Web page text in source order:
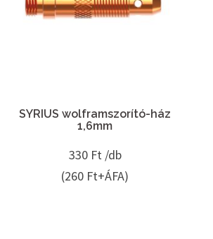
SYRIUS wolframszorító-ház
1,6mm
330 Ft /db
(260 Ft+ÁFA)